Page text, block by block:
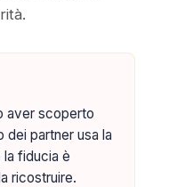
aver scoperto
dei partner usa la
fiducia è
ricostruire.